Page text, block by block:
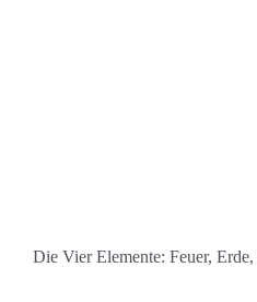
Die Vier Elemente: Feuer,